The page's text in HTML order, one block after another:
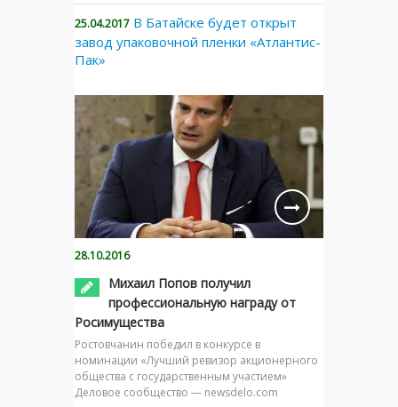
25.04.2017 В Батайске будет открыт
завод упаковочной пленки «Атлантис-
Пак»
28.10.2016
Михаил Попов получил
профессиональную награду от
Росимущества
Ростовчанин победил в конкурсе в
номинации «Лучший ревизор акционерного
общества с государственным участием»
Деловое сообщество — newsdelo.com